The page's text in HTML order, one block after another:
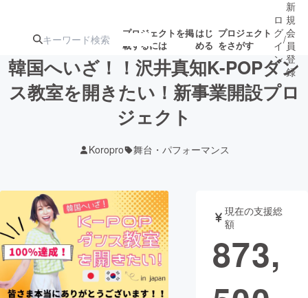
プロジェクトを掲
載するには
はじ
める
プロジェクト
をさがす
注目の新着プロ募集終了が近いプ
テクノロジー・ガジェット
映像・映画 書籍・雑誌
ロ
グ
イ
ン
/
新
規
会
員
登
録
韓国へいざ！！沢井真知K-POPダン
ス教室を開きたい！新事業開設プロ
ジェクト
Koropro 舞台・パフォーマンス
現在の支援総
額
873,